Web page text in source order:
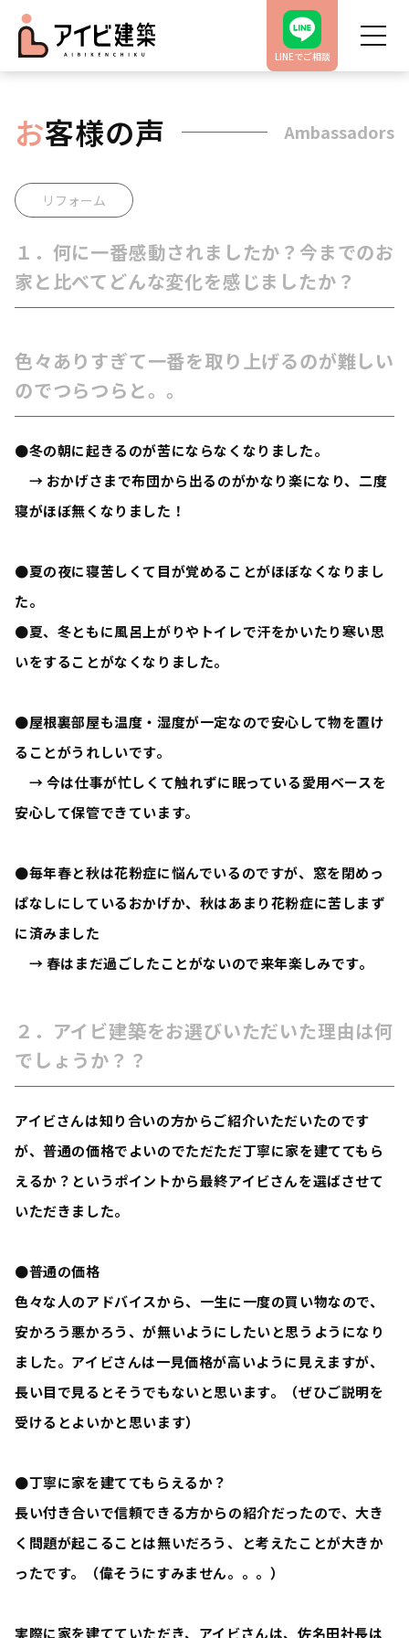
LINEでご相談
お客様の声 Ambassadors
リフォーム
１．何に一番感動されましたか？今までのお
家と比べてどんな変化を感じましたか？
色々ありすぎて一番を取り上げるのが難しい
のでつらつらと。。
●冬の朝に起きるのが苦にならなくなりました。
→ おかげさまで布団から出るのがかなり楽になり、二度
寝がほぼ無くなりました！
●夏の夜に寝苦しくて目が覚めることがほぼなくなりまし
た。
●夏、冬ともに風呂上がりやトイレで汗をかいたり寒い思
いをすることがなくなりました。
●屋根裏部屋も温度・湿度が一定なので安心して物を置け
ることがうれしいです。
→ 今は仕事が忙しくて触れずに眠っている愛用ベースを
安心して保管できています。
●毎年春と秋は花粉症に悩んでいるのですが、窓を閉めっ
ぱなしにしているおかげか、秋はあまり花粉症に苦しまず
に済みました
→ 春はまだ過ごしたことがないので来年楽しみです。
２．アイビ建築をお選びいただいた理由は何
でしょうか？？
アイビさんは知り合いの方からご紹介いただいたのです
が、普通の価格でよいのでただただ丁寧に家を建ててもら
えるか？というポイントから最終アイビさんを選ばさせて
いただきました。
●普通の価格
色々な人のアドバイスから、一生に一度の買い物なので、
安かろう悪かろう、が無いようにしたいと思うようになり
ました。アイビさんは一見価格が高いように見えますが、
長い目で見るとそうでもないと思います。（ぜひご説明を
受けるとよいかと思います）
●丁寧に家を建ててもらえるか？
長い付き合いで信頼できる方からの紹介だったので、大き
く問題が起こることは無いだろう、と考えたことが大きか
ったです。（偉そうにすみません。。。）
実際に家を建てていただき、アイビさんは、佐名田社長は